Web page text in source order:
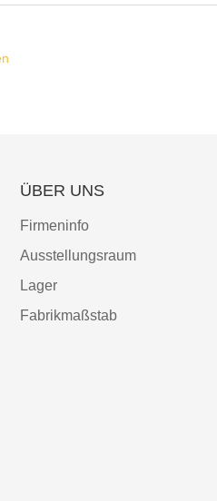
ÜBER UNS
Firmeninfo
Ausstellungsraum
Lager
Fabrikmaßstab